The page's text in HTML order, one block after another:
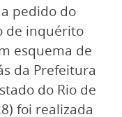
pedido do
de inquérito
esquema de
da Prefeitura
do Rio de
foi realizada